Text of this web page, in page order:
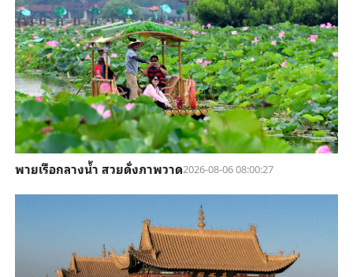
พายเรือกลางน้ำ สวยดั่งภาพวาด2026-08-06 08:00:27